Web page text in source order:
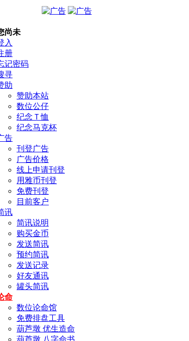
尚未
入
册
记密码
寻
助
赞助本站
数位公仔
纪念Ｔ恤
纪念马克杯
告
刊登广告
广告价格
线上申请刊登
用雅币刊登
免费刊登
目前客户
讯
简讯说明
购买金币
发送简讯
预约简讯
发送记录
好友通讯
罐头简讯
命
数位论命馆
免费排盘工具
葫芦墩 优生造命
葫芦墩 八字命书